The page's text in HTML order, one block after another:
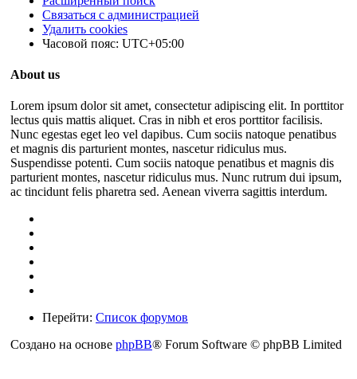
Связаться с администрацией
Удалить cookies
Часовой пояс: UTC+05:00
About us
Lorem ipsum dolor sit amet, consectetur adipiscing elit. In porttitor
lectus quis mattis aliquet. Cras in nibh et eros porttitor facilisis.
Nunc egestas eget leo vel dapibus. Cum sociis natoque penatibus
et magnis dis parturient montes, nascetur ridiculus mus.
Suspendisse potenti. Cum sociis natoque penatibus et magnis dis
parturient montes, nascetur ridiculus mus. Nunc rutrum dui ipsum,
ac tincidunt felis pharetra sed. Aenean viverra sagittis interdum.
Перейти: Список форумов
Создано на основе phpBB® Forum Software © phpBB Limited